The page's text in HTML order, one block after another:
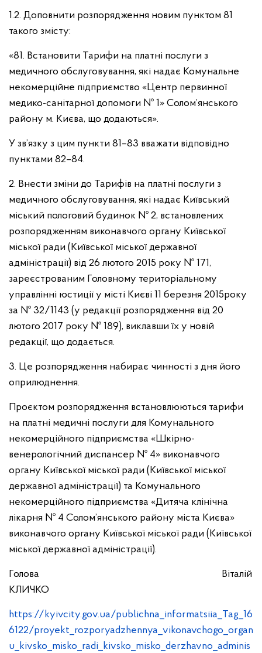
1.2. Доповнити розпорядження новим пунктом 81
такого змісту:
«81. Встановити Тарифи на платні послуги з
медичного обслуговування, які надає Комунальне
некомерційне підприємство «Центр первинної
медико-санітарної допомоги № 1» Солом’янського
району м. Києва, що додаються».
У зв’язку з цим пункти 81–83 вважати відповідно
пунктами 82–84.
2. Внести зміни до Тарифів на платні послуги з
медичного обслуговування, які надає Київський
міський пологовий будинок № 2, встановлених
розпорядженням виконавчого органу Київської
міської ради (Київської міської державної
адміністрації) від 26 лютого 2015 року № 171,
зареєстрованим Головному територіальному
управлінні юстиції у місті Києві 11 березня 2015року
за № 32/1143 (у редакції розпорядження від 20
лютого 2017 року № 189), виклавши їх у новій
редакції, що додається.
3. Це розпорядження набирає чинності з дня його
оприлюднення.
Проєктом розпорядження встановлюються тарифи
на платні медичні послуги для Комунального
некомерційного підприємства «Шкірно-
венерологічний диспансер № 4» виконавчого
органу Київської міської ради (Київської міської
державної адміністрації) та Комунального
некомерційного підприємства «Дитяча клінічна
лікарня № 4 Солом’янського району міста Києва»
виконавчого органу Київської міської ради (Київської
міської державної адміністрації).
Голова Віталій
КЛИЧКО
https://kyivcity.gov.ua/publichna_informatsiia_Tag_16
6122/proyekt_rozporyadzhennya_vikonavchogo_organ
u_kivsko_misko_radi_kivsko_misko_derzhavno_adminis